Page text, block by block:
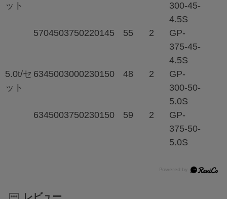
ット
300-45-
4.5S
5704503750220145 55 2
GP-
375-45-
4.5S
5.0t/セ
ット
6345003000230150 48 2
GP-
300-50-
5.0S
6345003750230150 59 2
GP-
375-50-
5.0S